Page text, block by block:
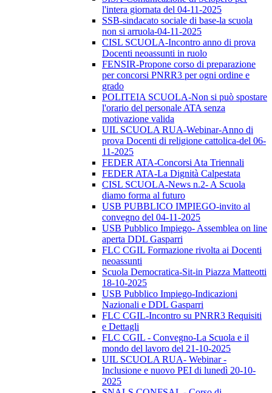
l'intera giornata del 04-11-2025
SSB-sindacato sociale di base-la scuola
non si arruola-04-11-2025
CISL SCUOLA-Incontro anno di prova
Docenti neoassunti in ruolo
FENSIR-Propone corso di preparazione
per concorsi PNRR3 per ogni ordine e
grado
POLITEIA SCUOLA-Non si può spostare
l'orario del personale ATA senza
motivazione valida
UIL SCUOLA RUA-Webinar-Anno di
prova Docenti di religione cattolica-del 06-
11-2025
FEDER ATA-Concorsi Ata Triennali
FEDER ATA-La Dignità Calpestata
CISL SCUOLA-News n.2- A Scuola
diamo forma al futuro
USB PUBBLICO IMPIEGO-invito al
convegno del 04-11-2025
USB Pubblico Impiego- Assemblea on line
aperta DDL Gasparri
FLC CGIL Formazione rivolta ai Docenti
neoassunti
Scuola Democratica-Sit-in Piazza Matteotti
18-10-2025
USB Pubblico Impiego-Indicazioni
Nazionali e DDL Gasparri
FLC CGIL-Incontro su PNRR3 Requisiti
e Dettagli
FLC CGIL - Convegno-La Scuola e il
mondo del lavoro del 21-10-2025
UIL SCUOLA RUA- Webinar -
Inclusione e nuovo PEI di lunedì 20-10-
2025